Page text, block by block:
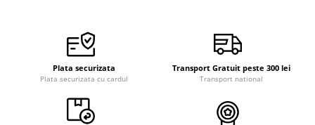
Curele piele
Curele Samsung Watch
Curele textile
Handmade / Bijutieri
Plata securizata
Plata securizata cu cardul
Transport Gratuit peste 300 lei
Transport national